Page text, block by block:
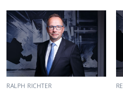
RALPH RICHTER